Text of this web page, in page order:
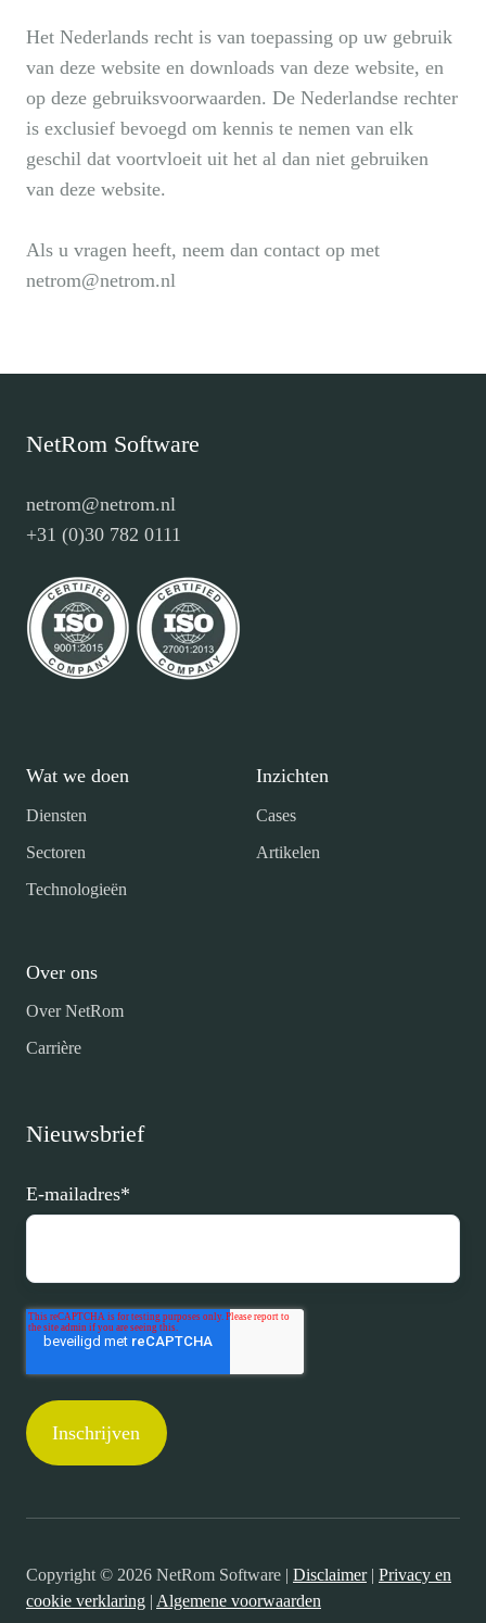
Het Nederlands recht is van toepassing op uw gebruik
van deze website en downloads van deze website, en
op deze gebruiksvoorwaarden. De Nederlandse rechter
is exclusief bevoegd om kennis te nemen van elk
geschil dat voortvloeit uit het al dan niet gebruiken
van deze website.
Als u vragen heeft, neem dan contact op met
netrom@netrom.nl
NetRom Software
netrom@netrom.nl
+31 (0)30 782 0111
Wat we doen
Diensten
Sectoren
Technologieën
Inzichten
Cases
Artikelen
Over ons
Over NetRom
Carrière
Nieuwsbrief
E-mailadres*
Copyright © 2026 NetRom Software | Disclaimer| Privacy en
cookie verklaring | Algemene voorwaarden